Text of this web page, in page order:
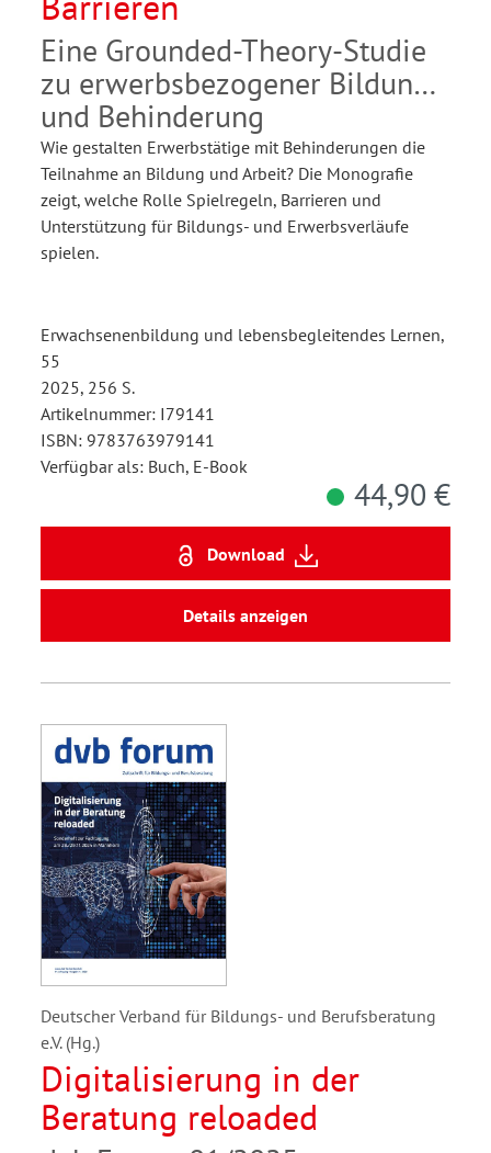
Eine Grounded-Theory-Studie
zu erwerbsbezogener Bildung
und Behinderung
Wie gestalten Erwerbstätige mit Behinderungen die
Teilnahme an Bildung und Arbeit? Die Monografie
zeigt, welche Rolle Spielregeln, Barrieren und
Unterstützung für Bildungs- und Erwerbsverläufe
spielen.
Erwachsenenbildung und lebensbegleitendes Lernen,
55
2025, 256 S.
Artikelnummer: I79141
ISBN: 9783763979141
Verfügbar als: Buch, E-Book
44,90 €
Download
Details anzeigen
Deutscher Verband für Bildungs- und Berufsberatung
e.V. (Hg.)
Digitalisierung in der
Beratung reloaded